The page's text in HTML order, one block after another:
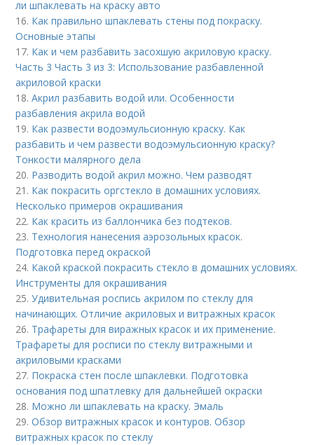
ли шпаклевать на краску авто
16. Как правильно шпаклевать стены под покраску.
Основные этапы
17. Как и чем разбавить засохшую акриловую краску.
Часть 3 Часть 3 из 3: Использование разбавленной
акриловой краски
18.Акрил разбавить водой или. Особенности
разбавления акрила водой
19. Как развести водоэмульсионную краску. Как
разбавить и чем развести водоэмульсионную краску?
Тонкости малярного дела
20. Разводить водой акрил можно. Чем разводят
21. Как покрасить оргстекло в домашних условиях.
Несколько примеров окрашивания
22. Как красить из баллончика без подтеков.
23. Технология нанесения аэрозольных красок.
Подготовка перед окраской
24. Какой краской покрасить стекло в домашних условиях.
Инструменты для окрашивания
25.Удивительная роспись акрилом по стеклу для
начинающих. Отличие акриловых и витражных красок
26. Трафареты для виражных красок и их применение.
Трафареты для росписи по стеклу витражными и
акриловыми красками
27. Покраска стен после шпаклевки. Подготовка
основания под шпатлевку для дальнейшей окраски
28. Можно ли шпаклевать на краску. Эмаль
29.Обзор витражных красок и контуров. Обзор
витражных красок по стеклу